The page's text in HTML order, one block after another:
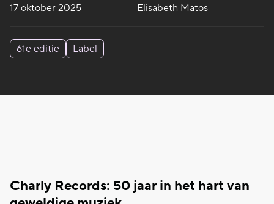
17 oktober 2025 Elisabeth Matos
61e editie Label
CharlyRecords: 50 jaar in het hart van